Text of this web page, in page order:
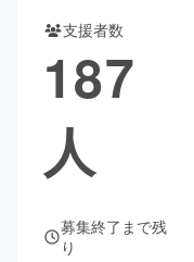
支援者数
187
人
募集終了まで残
り